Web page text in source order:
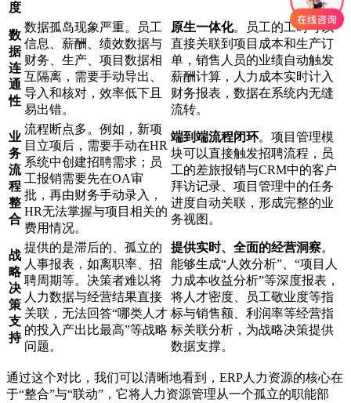
度
数
据
连
通
性
数据孤岛现象严重。员工
信息、薪酬、绩效数据与
财务、生产、项目数据相
互隔离，需要手动导出、
导入和核对，效率低下且
易出错。
原生一体化。员工的工时可以
直接关联到项目成本和生产订
单，销售人员的业绩自动触发
薪酬计算，人力成本实时计入
财务报表，数据在系统内无缝
流转。
业
务
流
程
整
合
流程断点多。例如，新项
目立项后，需要手动在HR
系统中创建招聘需求；员
工报销需要先在OA审
批，再由财务手动录入，
HR无法掌握与项目相关的
费用情况。
端到端流程闭环。项目管理模
块可以直接触发招聘流程，员
工的差旅报销与CRM中的客户
拜访记录、项目管理中的任务
进度自动关联，形成完整的业
务视图。
战
略
决
策
支
持
提供的是滞后的、孤立的
人事报表，如离职率、招
聘周期等。决策者难以将
人力数据与经营结果直接
关联，无法回答“哪类人才
的投入产出比最高”等战略
问题。
提供实时、全面的经营洞察。
能够生成“人效分析”、“项目人
力成本收益分析”等深度报表，
将人才密度、员工敬业度等指
标与销售额、利润率等经营指
标关联分析，为战略决策提供
数据支撑。
通过这个对比，我们可以清晰地看到，ERP人力资源的核心在
于“整合”与“联动”，它将人力资源管理从一个孤立的职能部